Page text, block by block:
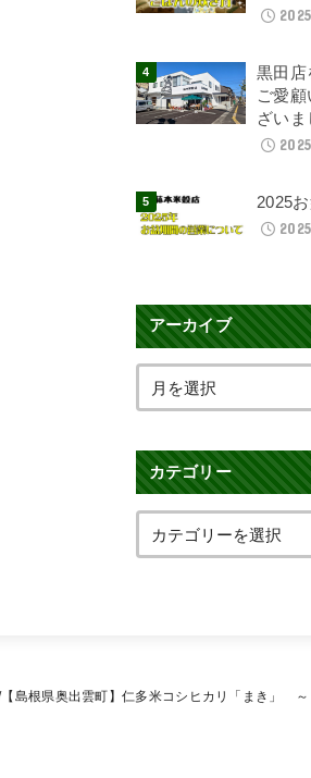
黒田店
ご愛
ざいま
2025
アーカイブ
カテゴリー
【島根県奥出雲町】仁多米コシヒカリ「まき」